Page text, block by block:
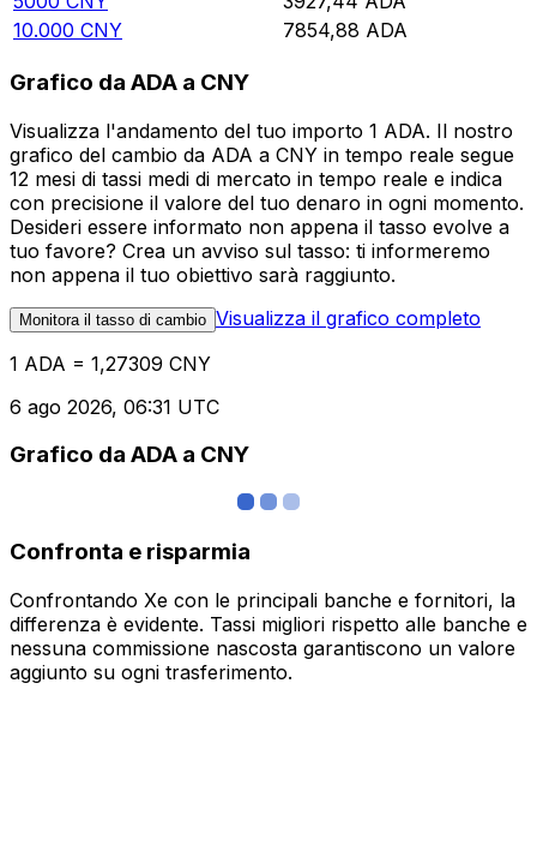
10.000 CNY 7854,88 ADA
Grafico da ADA a CNY
Visualizza l'andamento del tuo importo 1 ADA. Il nostro
grafico del cambio da ADA a CNY in tempo reale segue
12 mesi di tassi medi di mercato in tempo reale e indica
con precisione il valore del tuo denaro in ogni momento.
Desideri essere informato non appena il tasso evolve a
tuo favore? Crea un avviso sul tasso: ti informeremo
non appena il tuo obiettivo sarà raggiunto.
Monitora il tasso di cambio Visualizza il grafico completo
1 ADA = 1,27309 CNY
6 ago 2026, 06:31 UTC
Grafico da ADA a CNY
Confronta e risparmia
Confrontando Xe con le principali banche e fornitori, la
differenza è evidente. Tassi migliori rispetto alle banche e
nessuna commissione nascosta garantiscono un valore
aggiunto su ogni trasferimento.